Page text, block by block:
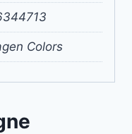
Colors